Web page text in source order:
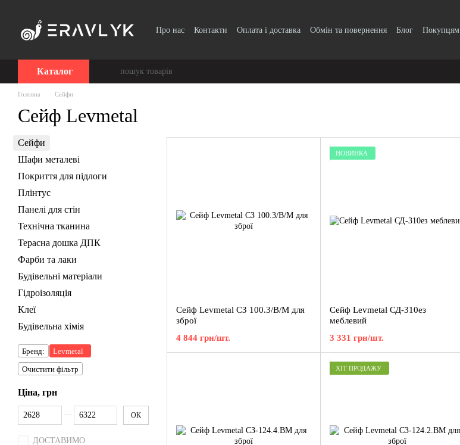
Про нас Контакти Оплата і доставка Обмін та повернення Блог Покупцям
Каталог
Головна Сейфи
Сейф Levmetal
Сейф Levmetal СЗ 100.3/В/М для
зброї
4 844 грн/шт.
НОВИНКА
Сейф Levmetal СД-310ез
меблевий
3 331 грн/шт.
ХІТ ПРОДАЖУ
Сейфи
Шафи металеві
Покриття для підлоги
Плінтус
Панелі для стін
Технічна тканина
Терасна дошка ДПК
Фарби та лаки
Будівельні матеріали
Гідроізоляція
Клеї
Будівельна хімія
Бренд:
Levmetal
Очистити фільтр
Ціна, грн
Від Ціна, грн
До Ціна, грн
ОК
ДОСТАВИМО